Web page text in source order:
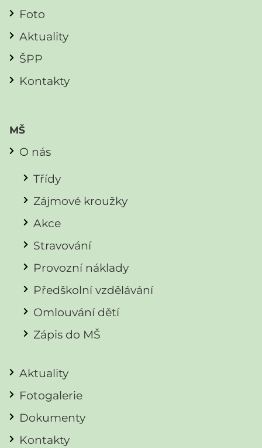
Foto
Aktuality
ŠPP
Kontakty
MŠ
O nás
Třídy
Zájmové kroužky
Akce
Stravování
Provozní náklady
Předškolní vzdělávání
Omlouvání dětí
Zápis do MŠ
Aktuality
Fotogalerie
Dokumenty
Kontakty